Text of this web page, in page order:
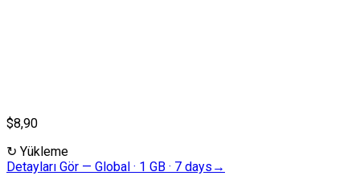
$8,90
↻ Yükleme
Detayları Gör — Global · 1 GB · 7 days →